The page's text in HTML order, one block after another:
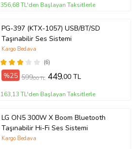
356,68 TL'den Başlayan Taksitlerle
PG-397 (KTX-1057) USB/BT/SD
Taşınabilir Ses Sistemi
(6)
Kargo Bedava
%25 599,00 TL 449,00 TL
163,13 TL'den Başlayan Taksitlerle
LG ON5 300W X Boom Bluetooth
Taşınabilir Hi-Fi Ses Sistemi
Kargo Bedava